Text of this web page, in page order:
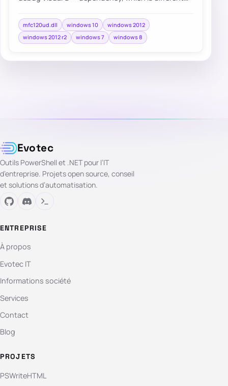
mfc120ud.dll windows 10
windows 2012
windows 2012 r2
windows 7 windows 8
Evotec
Outils PowerShell et .NET pour l’IT
d’entreprise. Projets open source, conseil
et solutions d’automatisation.
ENTREPRISE
À propos
Evotec IT
Informations société
Services
Contact
Blog
PROJETS
PSWriteHTML